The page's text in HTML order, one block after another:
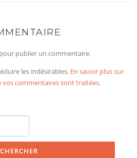
pour publier un commentaire.
les indésirables. En savoir plus sur
vos commentaires sont traitées.